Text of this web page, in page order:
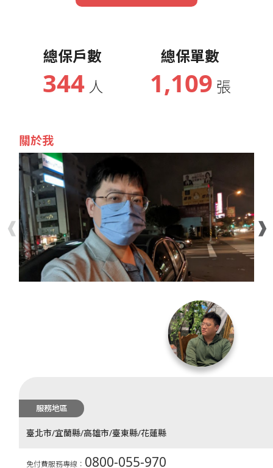
總保戶數
344人
總保單數
1,109 張
關於我
服務地區
臺北市/宜蘭縣/高雄市/臺東縣/花蓮縣
免付費服務專線： 0800-055-970